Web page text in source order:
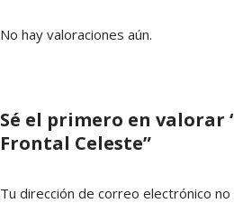
No hay valoraciones aún.
Sé el primero en valorar
Frontal Celeste”
Tu dirección de correo electrónico no